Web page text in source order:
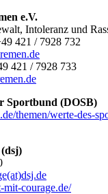
e.V.
Intoleranz und
421 / 7928 732
421 / 7928 733
Sportbund (DOSB)
themen/werte-des-
courage.de/